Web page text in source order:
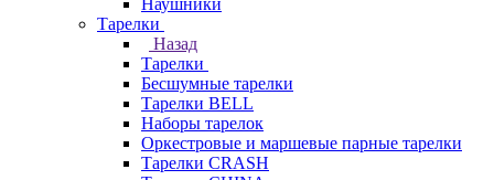
Наушники
Тарелки
Назад
Тарелки
Бесшумные тарелки
Тарелки BELL
Наборы тарелок
Оркестровые и маршевые парные тарелки
Тарелки CRASH